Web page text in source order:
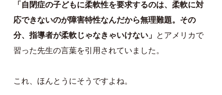
「自閉症の子どもに柔軟性を要求するのは、柔軟に対
応できないのが障害特性なんだから無理難題。その
分、指導者が柔軟じゃなきゃいけない」 とアメリカで
習った先生の言葉を引用されていました。
これ、ほんとうにそうですよね。